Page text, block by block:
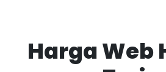
Harga Web